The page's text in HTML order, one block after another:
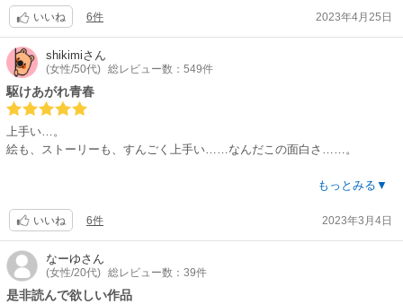
ー。
落語わからない！という方も、まずは読んでみて欲しいです。私もそうで
したが、それでもしっかり楽しめる。
絵柄とテーマもマッチしており素晴らしい。噺を披露している時に描かれ
る演目の中のキャラたちも味があってすごく好き。オススメの作品です。
仇〜的なシンデレラ…✂ サクセスストーリーが楽しみです。阿良川一生っ
てモデルいるのかな？あんな怖い顔と言動する人が 人を笑わせる落語なん
てどんな落語するンでしょう？興味 湧きました。ドラマ化すると絶対 面
白いと思います。タイガー&ドラゴン 面白かったですからねー。あーで
も…落語を巧くできる女優さんが １０代の若い子に居ませんね。残念。ア
ニメ必至 ですね。あっ 今 頭に浮かんだ…愛菜ﾁｬﾝ。あの娘だったら絶対
演れると思う。2024ドラマで愛菜ﾁｬﾝが 落語好きな娘役を演ってます。リ
アルフラグ立ちになりますように。? 観たい?
いいね 6件 2023年4月25日
shikimiさん
(女性/50代) 総レビュー数：549件
駆けあがれ青春
上手い…。
絵も、ストーリーも、すんごく上手い……なんだこの面白さ……。
――。
落語って、マンガ的にものすごく難しい題材だと思う。
演目の内容を詳しく説明していたら、文字ばかりになってしまう。でも説
明を省きすぎても、落語の面白さが読み手に伝わらない……
もっとみる▼
いいね 6件 2023年3月4日
なーゆさん
(女性/20代) 総レビュー数：39件
是非読んで欲しい作品